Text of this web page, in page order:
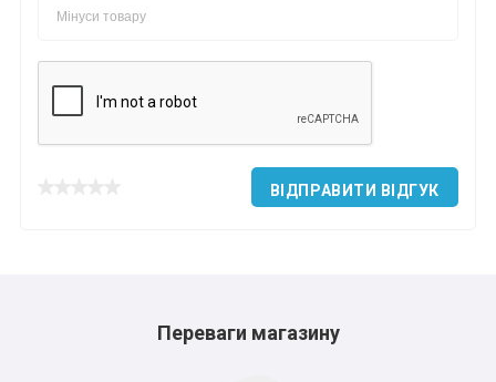
ВІДПРАВИТИ ВІДГУК
Переваги магазину